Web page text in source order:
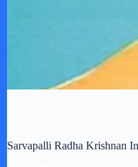
Sarvapalli Radha Krishnan